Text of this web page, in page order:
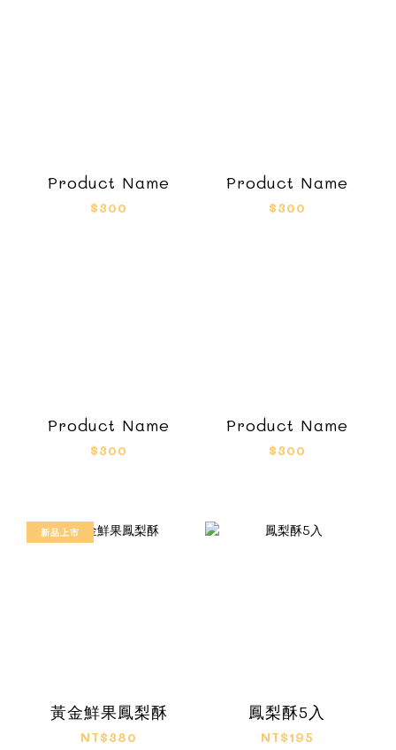
Product Name
$300
Product Name
$300
Product Name
$300
Product Name
$300
新品上市
黃金鮮果鳳梨酥
NT$380
鳳梨酥5入
NT$195